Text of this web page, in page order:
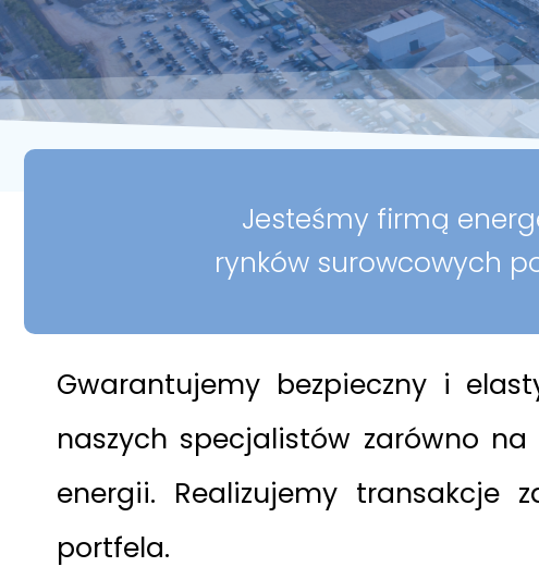
Jesteśmy firmą
rynków surowcowych
Gwarantujemy bezpieczny i
naszych specjalistów zarówno
energii. Realizujemy transakcje
portfela.